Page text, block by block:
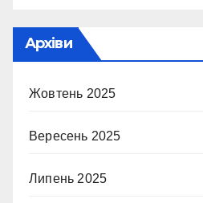
Архіви
Жовтень 2025
Вересень 2025
Липень 2025